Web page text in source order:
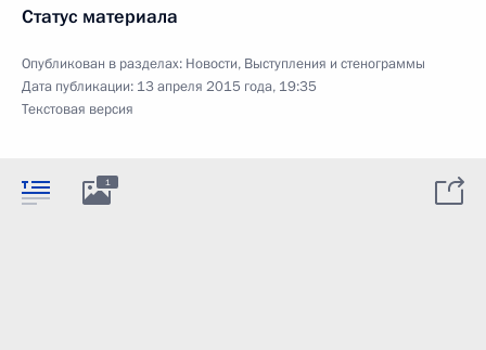
Статус материала
Опубликован в разделах: Новости, Выступления и стенограммы
Дата публикации: 13 апреля 2015 года, 19:35
Текстовая версия
1